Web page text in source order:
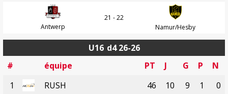
Antwerp
21 - 22
Namur/Hesby
U16 d4 26-26
#
équipe PT J G P
N
1
RUSH 46 10 9 1
0